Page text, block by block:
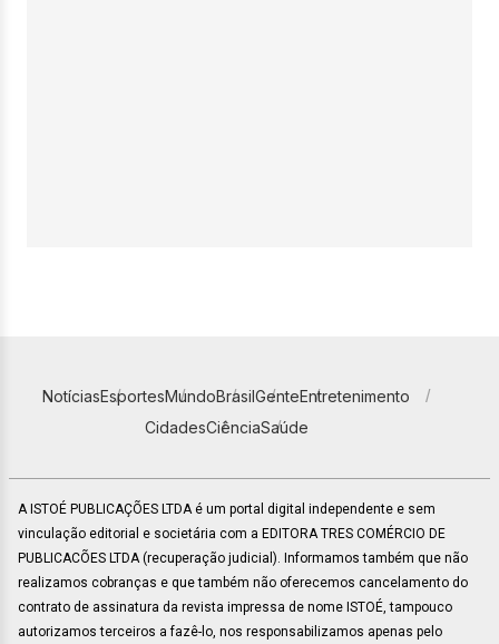
NotíciasEsportesMundoBrasilGenteEntretenimento
CidadesCiênciaSaúde
A ISTOÉ PUBLICAÇÕES LTDA é um portal digital independente e sem
vinculação editorial e societária com a EDITORA TRES COMÉRCIO DE
PUBLICACÕES LTDA (recuperação judicial). Informamos também que não
realizamos cobranças e que também não oferecemos cancelamento do
contrato de assinatura da revista impressa de nome ISTOÉ, tampouco
autorizamos terceiros a fazê-lo, nos responsabilizamos apenas pelo